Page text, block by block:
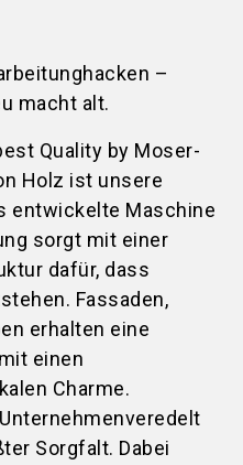
–
macht alt.
Quality by Moser-
Holz ist unsere
entwickelte Maschine
sorgt mit einer
dafür, dass
Fassaden,
erhalten eine
einen
Charme.
Sorgfalt. Dabei